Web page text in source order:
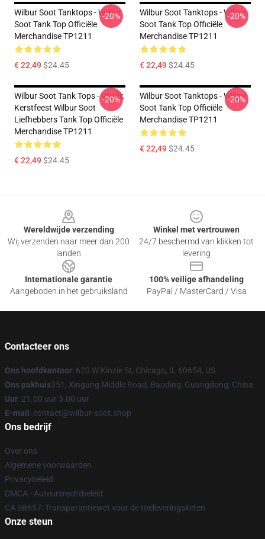
Wilbur Soot Tanktops - Wilbur
Soot Tank Top Officiële
Merchandise TP1211
€ 22,49$24.45
-20%
Wilbur Soot Tanktops - Wilbur
Soot Tank Top Officiële
Merchandise TP1211
€ 22,49$24.45
-20%
Wilbur Soot Tank Tops - Vrolijk
Kerstfeest Wilbur Soot
Liefhebbers Tank Top Officiële
Merchandise TP1211
€ 22,49$24.45
-20%
Wilbur Soot Tanktops - Wilbur
Soot Tank Top Officiële
Merchandise TP1211
€ 22,49$24.45
-20%
Wereldwijde verzending
Wij verzenden naar meer dan 200
landen
Winkel met vertrouwen
24/7 beschermd van klikken tot
levering
Internationale garantie
Aangeboden in het gebruiksland
100% veilige afhandeling
PayPal / MasterCard / Visa
Contacteer ons
Ons hoofdkantoor: 620 W Kinzie St, Chicago, IL 60654, US
Ons pakhuis351, Xingang Middle Road, Baoding, Guangdong, China
Uur: 21.00 uur 5.00 uur
E-mail : contact@wilbur-soot.shop
Ons bedrijf
Over ons
Algemene voorwaarden
Privacybeleid
DMCA - Auteursrechtbeleid
CA SB657: Transparantiewet voor de toeleveringsketen
Onze steun